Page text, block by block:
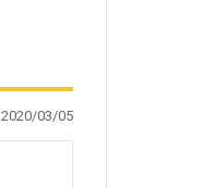
2020/03/05